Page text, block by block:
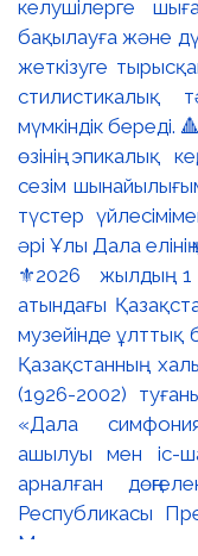
⚜️2026 жылдың 1
атындағы
музейінде ұлттық
Қазақстанның
(1926-2002)
«Дала
ашылуы мен іс-
арналған
Республикасы
Мәдениет және